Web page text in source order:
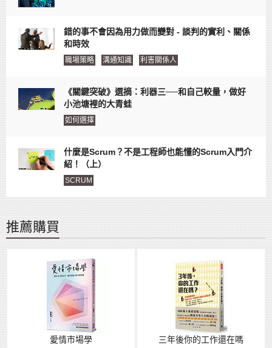
錯的事不會因為用力做而變對 - 談判的實利、關係
和時效
職場策略 溝通知識 利害關係人
《關鍵突破》選摘：利器三──和自己較量，做好
小池塘裡的大青蛙
如何選擇
什麼是Scrum？不是工程師也能懂的Scrum入門介
紹！（上）
SCRUM
推薦購買
愛情市場學 三年後你的工作還在嗎